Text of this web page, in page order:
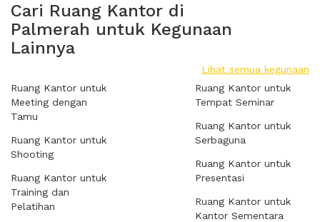
Cari Ruang Kantor di
Palmerah untuk Kegunaan
Lainnya
Lihat semua kegunaan
Ruang Kantor untuk
Meeting dengan
Tamu
Ruang Kantor untuk
Shooting
Ruang Kantor untuk
Training dan
Pelatihan
Ruang Kantor untuk
Tempat Seminar
Ruang Kantor untuk
Serbaguna
Ruang Kantor untuk
Presentasi
Ruang Kantor untuk
Kantor Sementara